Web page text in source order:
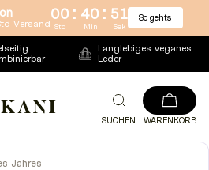
Versand
00 : 40 : 51
Std Min Sek
So gehts
Langlebiges veganes
Leder
SUCHEN WARENKORB
Jahres